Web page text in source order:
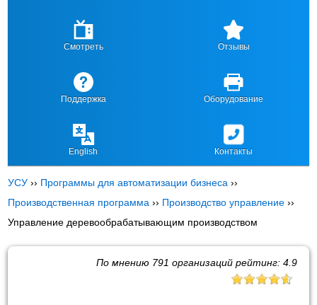
Смотреть Отзывы
Поддержка Оборудование
English Контакты
УСУ ›› Программы для автоматизации бизнеса ››
Производственная программа ›› Производство управление ››
Управление деревообрабатывающим производством
По мнению 791 организаций рейтинг: 4.9